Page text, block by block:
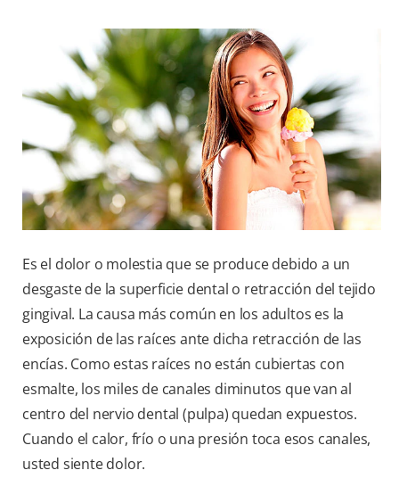
PARA PROFESIONALES
DÓNDE COMPRAR
UY (ES)
SUSCRIBITE
Es el dolor o molestia que se produce debido a un
desgaste de la superficie dental o retracción del tejido
gingival. La causa más común en los adultos es la
exposición de las raíces ante dicha retracción de las
encías. Como estas raíces no están cubiertas con
esmalte, los miles de canales diminutos que van al
centro del nervio dental (pulpa) quedan expuestos.
Cuando el calor, frío o una presión toca esos canales,
usted siente dolor.